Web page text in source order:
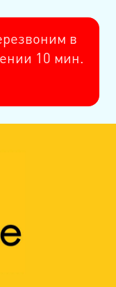
в
10 мин.